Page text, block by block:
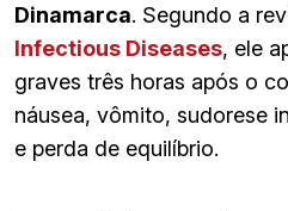
Dinamarca. Segundo a
Infectious Diseases, ele
graves três horas após o
náusea, vômito, sudorese
e perda de equilíbrio.